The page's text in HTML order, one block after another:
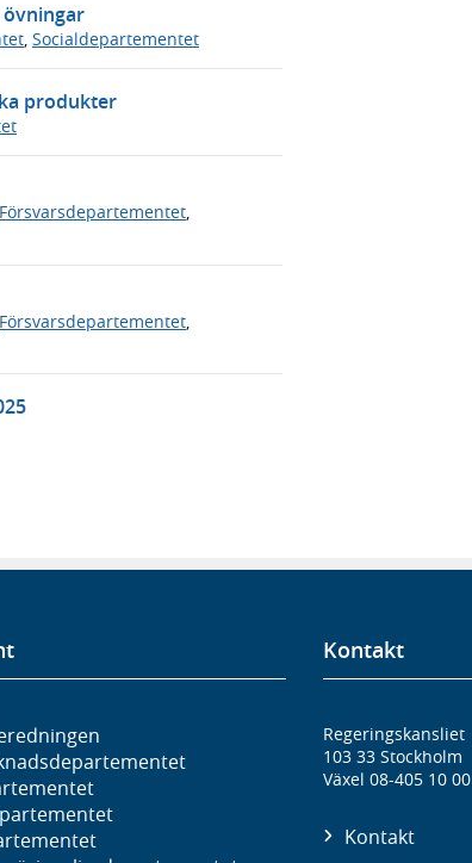
, Socialdepartementet
produkter
Försvarsdepartementet,
Försvarsdepartementet,
Kontakt
Regeringskansliet
103 33 Stockholm
Växel 08-405 10 00
Kontakt